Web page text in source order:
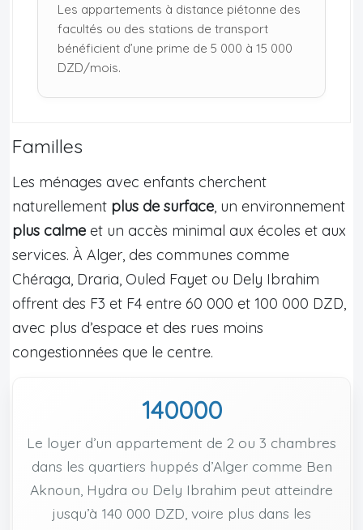
Les appartements à distance piétonne des
facultés ou des stations de transport
bénéficient d’une prime de 5 000 à 15 000
DZD/mois.
Familles
Les ménages avec enfants cherchent
naturellement plus de surface, un environnement
plus calme et un accès minimal aux écoles et aux
services. À Alger, des communes comme
Chéraga, Draria, Ouled Fayet ou Dely Ibrahim
offrent des F3 et F4 entre 60 000 et 100 000 DZD,
avec plus d’espace et des rues moins
congestionnées que le centre.
140000
Le loyer d’un appartement de 2 ou 3 chambres
dans les quartiers huppés d’Alger comme Ben
Aknoun, Hydra ou Dely Ibrahim peut atteindre
jusqu’à 140 000 DZD, voire plus dans les